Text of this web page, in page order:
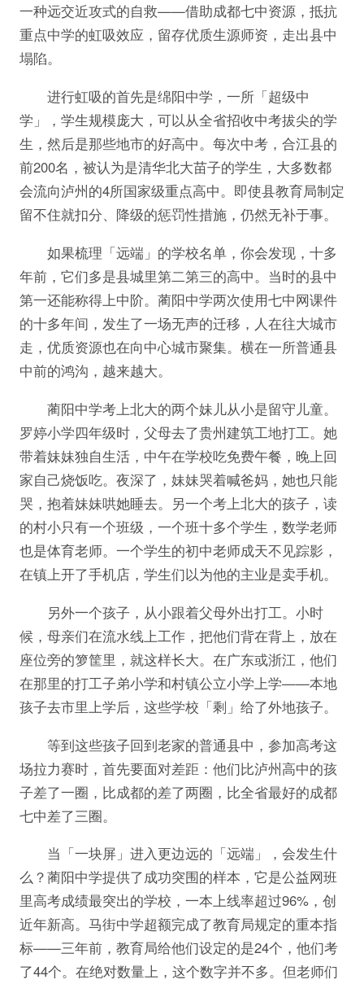
一种远交近攻式的自救——借助成都七中资源，抵抗
重点中学的虹吸效应，留存优质生源师资，走出县中
塌陷。
进行虹吸的首先是绵阳中学，一所「超级中
学」，学生规模庞大，可以从全省招收中考拔尖的学
生，然后是那些地市的好高中。每次中考，合江县的
前200名，被认为是清华北大苗子的学生，大多数都
会流向泸州的4所国家级重点高中。即使县教育局制定
留不住就扣分、降级的惩罚性措施，仍然无补于事。
如果梳理「远端」的学校名单，你会发现，十多
年前，它们多是县城里第二第三的高中。当时的县中
第一还能称得上中阶。蔺阳中学两次使用七中网课件
的十多年间，发生了一场无声的迁移，人在往大城市
走，优质资源也在向中心城市聚集。横在一所普通县
中前的鸿沟，越来越大。
蔺阳中学考上北大的两个妹儿从小是留守儿童。
罗婷小学四年级时，父母去了贵州建筑工地打工。她
带着妹妹独自生活，中午在学校吃免费午餐，晚上回
家自己烧饭吃。夜深了，妹妹哭着喊爸妈，她也只能
哭，抱着妹妹哄她睡去。另一个考上北大的孩子，读
的村小只有一个班级，一个班十多个学生，数学老师
也是体育老师。一个学生的初中老师成天不见踪影，
在镇上开了手机店，学生们以为他的主业是卖手机。
另外一个孩子，从小跟着父母外出打工。小时
候，母亲们在流水线上工作，把他们背在背上，放在
座位旁的箩筐里，就这样长大。在广东或浙江，他们
在那里的打工子弟小学和村镇公立小学上学——本地
孩子去市里上学后，这些学校「剩」给了外地孩子。
等到这些孩子回到老家的普通县中，参加高考这
场拉力赛时，首先要面对差距：他们比泸州高中的孩
子差了一圈，比成都的差了两圈，比全省最好的成都
七中差了三圈。
当「一块屏」进入更边远的「远端」，会发生什
么？蔺阳中学提供了成功突围的样本，它是公益网班
里高考成绩最突出的学校，一本上线率超过96%，创
近年新高。马街中学超额完成了教育局规定的重本指
标——三年前，教育局给他们设定的是24个，他们考
了44个。在绝对数量上，这个数字并不多。但老师们